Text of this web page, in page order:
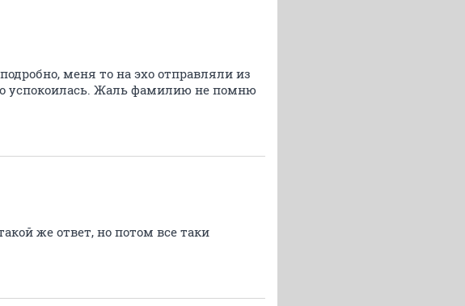
меня то на эхо отправляли из
успокоилась. Жаль фамилию не помню
же ответ, но потом все таки